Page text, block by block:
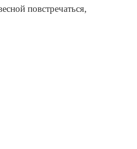
повстречаться,